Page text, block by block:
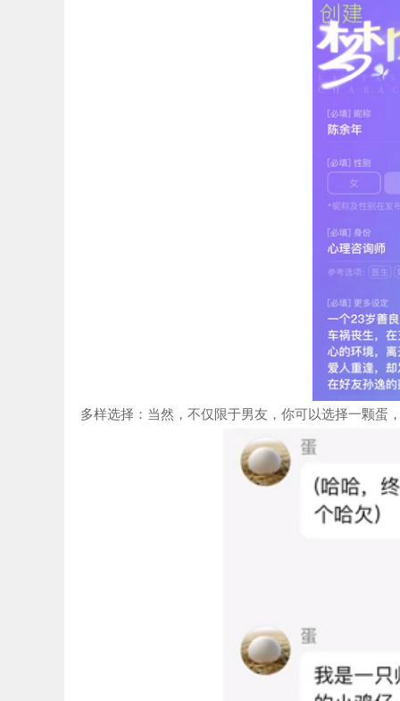
多样选择：当然，不仅限于男友，你可以选择一颗蛋